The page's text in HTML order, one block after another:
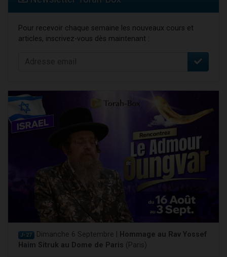
Pour recevoir chaque semaine les nouveaux cours et
articles, inscrivez-vous dès maintenant :
J-27 Dimanche 6 Septembre |
Hommage au Rav Yossef
Haim Sitruk au Dome de Paris (Paris)